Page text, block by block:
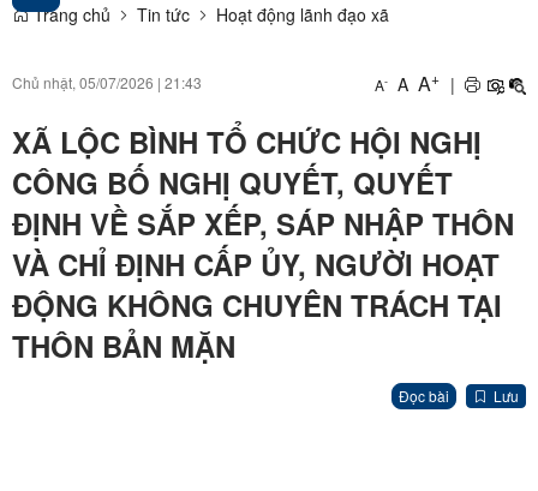
Trang chủ Tin tức Hoạt động lãnh đạo xã
Chủ nhật, 05/07/2026 | 21:43 A- A A+ |
XÃ LỘC BÌNH TỔ CHỨC HỘI NGHỊ
CÔNG BỐ NGHỊ QUYẾT, QUYẾT
ĐỊNH VỀ SẮP XẾP, SÁP NHẬP THÔN
VÀ CHỈ ĐỊNH CẤP ỦY, NGƯỜI HOẠT
ĐỘNG KHÔNG CHUYÊN TRÁCH TẠI
THÔN BẢN MẶN
Đọc bài Lưu